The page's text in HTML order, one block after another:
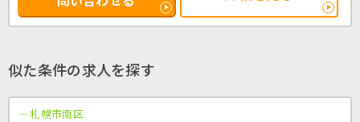
似た条件の求人を探す
札幌市南区